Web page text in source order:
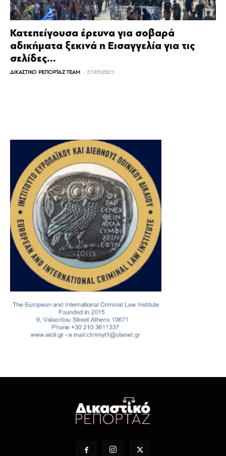
Κατεπείγουσα έρευνα για σοβαρά
αδικήματα ξεκινά η Εισαγγελία για τις
σελίδες...
ΔΙΚΑΣΤΙΚΟ ΡΕΠΟΡΤΑΖ TEAM - 27/09/2021